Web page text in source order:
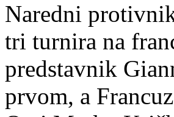
Naredni
tri turnira na
predstavnik
prvom, a